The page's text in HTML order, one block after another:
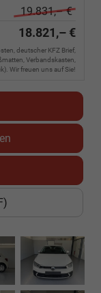
19.831,– €
18.821,– €
deutscher KFZ Brief,
Verbandskasten,
Wir freuen uns auf Sie!